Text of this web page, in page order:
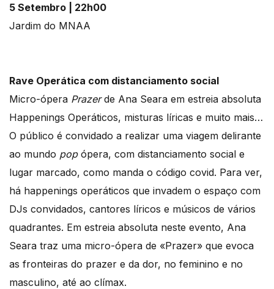
5 Setembro | 22h00
Jardim do MNAA
Rave Operática com distanciamento social
Micro-ópera Prazerde Ana Seara em estreia absoluta
Happenings Operáticos, misturas líricas e muito mais…
O público é convidado a realizar uma viagem delirante
ao mundo pop ópera, com distanciamento social e
lugar marcado, como manda o código covid. Para ver,
há happenings operáticos que invadem o espaço com
DJs convidados, cantores líricos e músicos de vários
quadrantes. Em estreia absoluta neste evento, Ana
Seara traz uma micro-ópera de «Prazer» que evoca
as fronteiras do prazer e da dor, no feminino e no
masculino, até ao clímax.